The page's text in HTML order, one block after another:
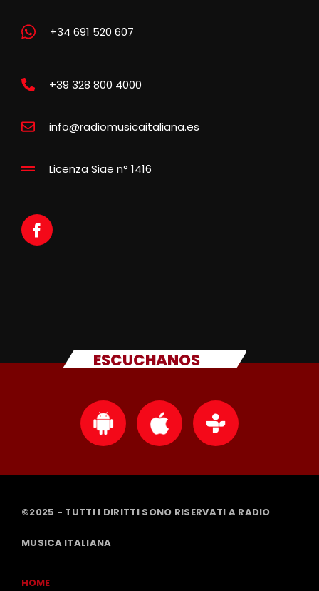
+34 691 520 607
+39 328 800 4000
info@radiomusicaitaliana.es
Licenza Siae n° 1416
ESCUCHANOS
©2025 - TUTTI I DIRITTI SONO RISERVATI A RADIO
MUSICA ITALIANA
HOME